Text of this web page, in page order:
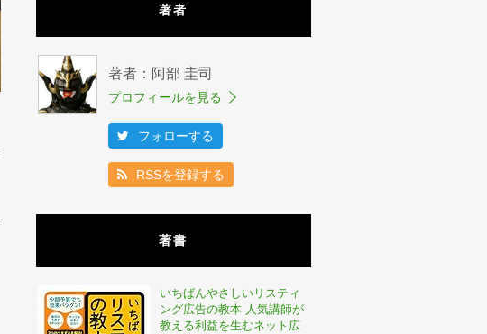
著者
著者：阿部 圭司
プロフィールを見る
フォローする
RSSを登録する
著書
いちばんやさしいリスティ
ング広告の教本 人気講師が
教える利益を生むネット広